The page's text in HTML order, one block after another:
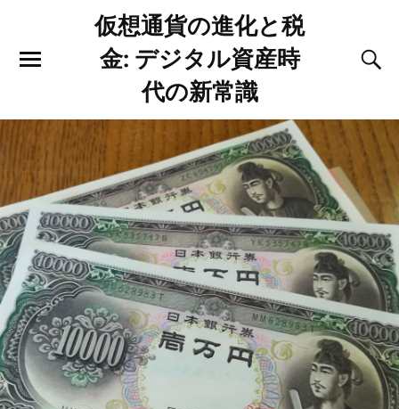
仮想通貨の進化と税
金: デジタル資産時
代の新常識